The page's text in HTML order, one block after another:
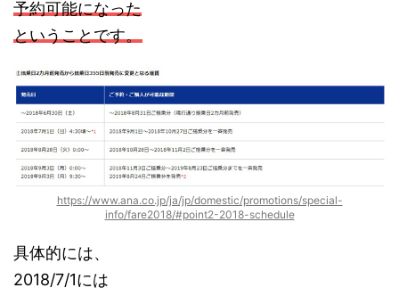
予約可能になった
ということです。
https://www.ana.co.jp/ja/jp/domestic/promotions/special-
info/fare2018/#point2-2018-schedule
具体的には、
2018/7/1には